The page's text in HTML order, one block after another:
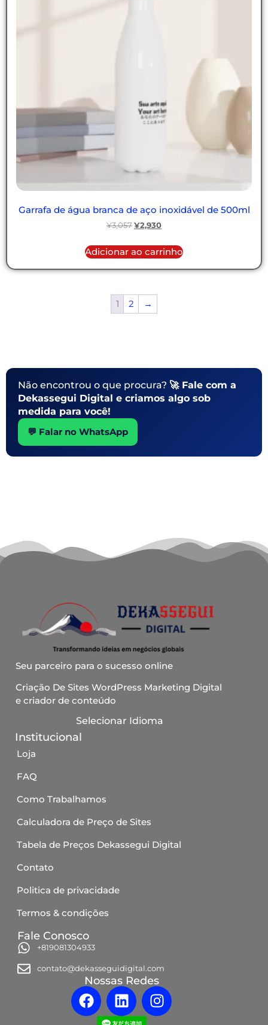
Garrafa de água branca de aço inoxidável de 500ml
¥3,057 ¥2,930
Adicionar ao carrinho
1 2 →
Não encontrou o que procura? 🚀 Fale com a
Dekassegui Digital e criamos algo sob
medida para você!
💬 Falar no WhatsApp
Seu parceiro para o sucesso online
Criação De Sites WordPress Marketing Digital
e criador de conteúdo
Selecionar Idioma
Institucional
Loja
FAQ
Como Trabalhamos
Calculadora de Preço de Sites
Tabela de Preços Dekassegui Digital
Contato
Politica de privacidade
Termos & condições
Fale Conosco
+819081304933
contato@dekasseguidigital.com
Nossas Redes